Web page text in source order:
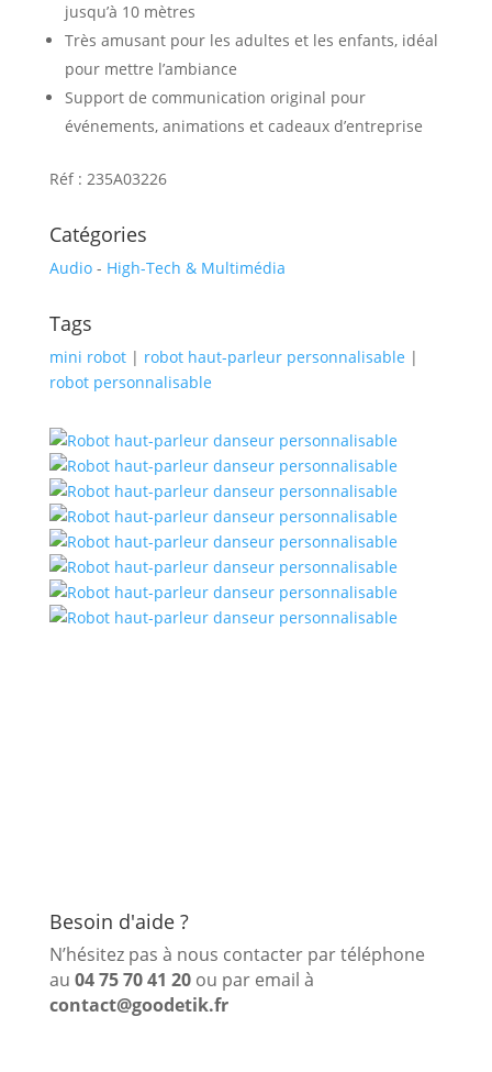
jusqu’à 10 mètres
Très amusant pour les adultes et les enfants, idéal
pour mettre l’ambiance
Support de communication original pour
événements, animations et cadeaux d’entreprise
Réf : 235A03226
Catégories
Audio- High-Tech & Multimédia
Tags
mini robot| robot haut-parleur personnalisable |
robot personnalisable
Besoin d'aide ?
N’hésitez pas à nous contacter par téléphone
au 04 75 70 41 20 ou par email à
contact@goodetik.fr